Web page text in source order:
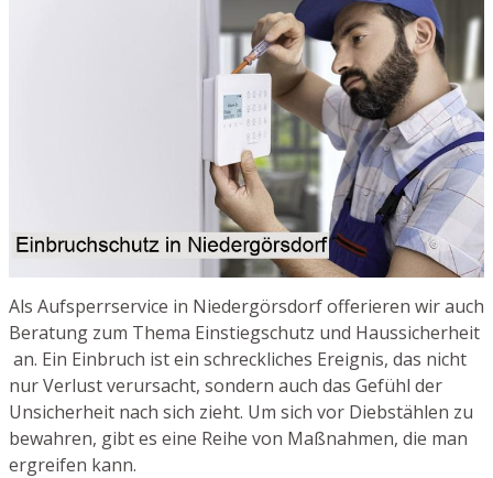
Als Aufsperrservice in Niedergörsdorf offerieren wir auch
Beratung zum Thema Einstiegschutz und Haussicherheit
an. Ein Einbruch ist ein schreckliches Ereignis, das nicht
nur Verlust verursacht, sondern auch das Gefühl der
Unsicherheit nach sich zieht. Um sich vor Diebstählen zu
bewahren, gibt es eine Reihe von Maßnahmen, die man
ergreifen kann.